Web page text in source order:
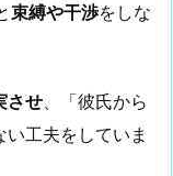
束縛や干渉をしな
させ、「彼氏から
工夫をしていま